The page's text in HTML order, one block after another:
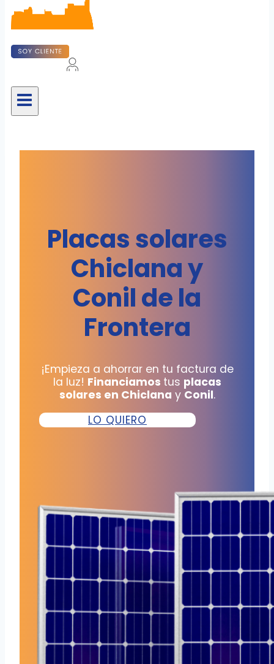
Placas solares
Chiclana y
Conil de la
Frontera
¡Empieza a ahorrar en tu factura de
la luz! Financiamos tus placas
solares en Chiclana y Conil.
LO QUIERO